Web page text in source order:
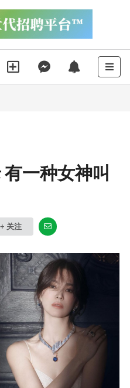
一种女神叫
+ 关注